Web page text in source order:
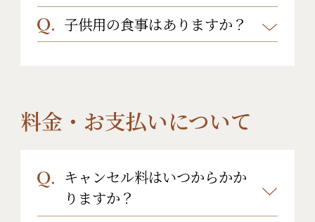
はい。お持ち込み可能です。
子供用の食事はありますか？
大人と同じものとなりますが、ご朝
食もお子様用をご希望のお客様は変
ください。こちらからご確認くださ
い。
料金・お支払いについて
キャンセル料はいつからかか
りますか？